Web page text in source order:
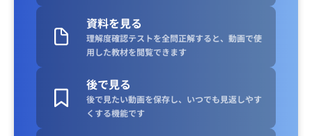
資料を見る
理解度確認テストを全問正解すると、動画で使
用した教材を閲覧できます
後で見る
後で見たい動画を保存し、いつでも見返しやす
くする機能です